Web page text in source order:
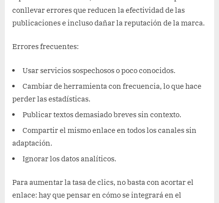
conllevar errores que reducen la efectividad de las
publicaciones e incluso dañar la reputación de la marca.
Errores frecuentes:
Usar servicios sospechosos o poco conocidos.
Cambiar de herramienta con frecuencia, lo que hace
perder las estadísticas.
Publicar textos demasiado breves sin contexto.
Compartir el mismo enlace en todos los canales sin
adaptación.
Ignorar los datos analíticos.
Para aumentar la tasa de clics, no basta con acortar el
enlace: hay que pensar en cómo se integrará en el